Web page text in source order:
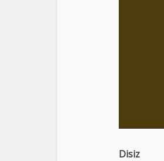
Disiz